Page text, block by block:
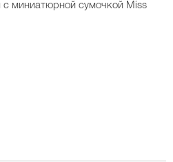
с миниатюрной сумочкой Miss